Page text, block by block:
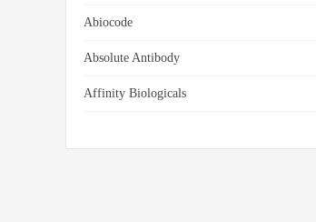
Abiocode
Absolute Antibody
Affinity Biologicals